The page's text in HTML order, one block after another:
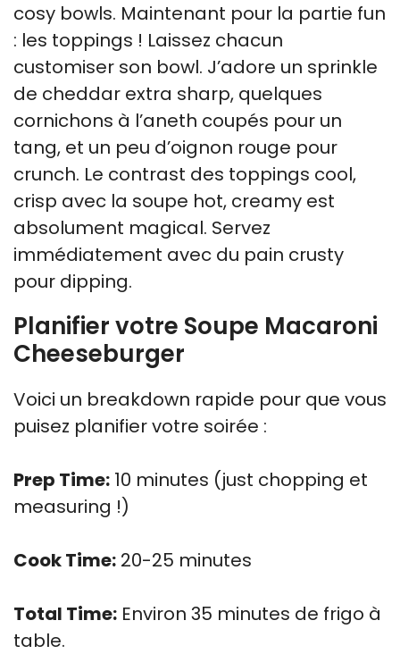
cosy bowls. Maintenant pour la partie fun
: les toppings ! Laissez chacun
customiser son bowl. J’adore un sprinkle
de cheddar extra sharp, quelques
cornichons à l’aneth coupés pour un
tang, et un peu d’oignon rouge pour
crunch. Le contrast des toppings cool,
crisp avec la soupe hot, creamy est
absolument magical. Servez
immédiatement avec du pain crusty
pour dipping.
Planifier votre Soupe Macaroni
Cheeseburger
Voici un breakdown rapide pour que vous
puisez planifier votre soirée :
Prep Time: 10 minutes (just chopping et
measuring !)
Cook Time: 20-25 minutes
Total Time: Environ 35 minutes de frigo à
table.